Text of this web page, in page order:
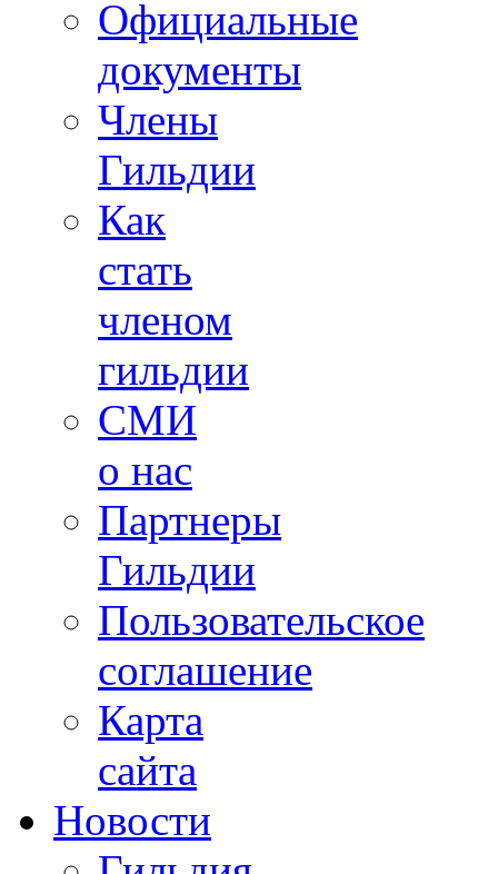
Официальные
документы
Члены
Гильдии
Как
стать
членом
гильдии
СМИ
о нас
Партнеры
Гильдии
Пользовательское
соглашение
Карта
сайта
Новости